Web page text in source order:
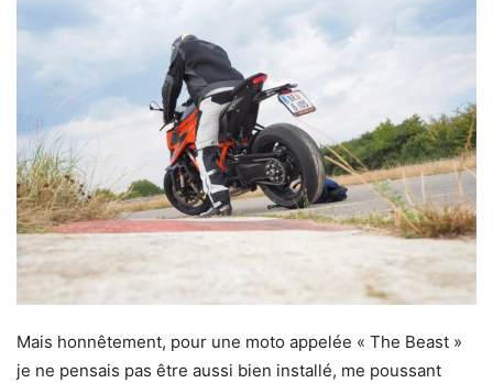
Mais honnêtement, pour une moto appelée « The Beast »
je ne pensais pas être aussi bien installé, me poussant